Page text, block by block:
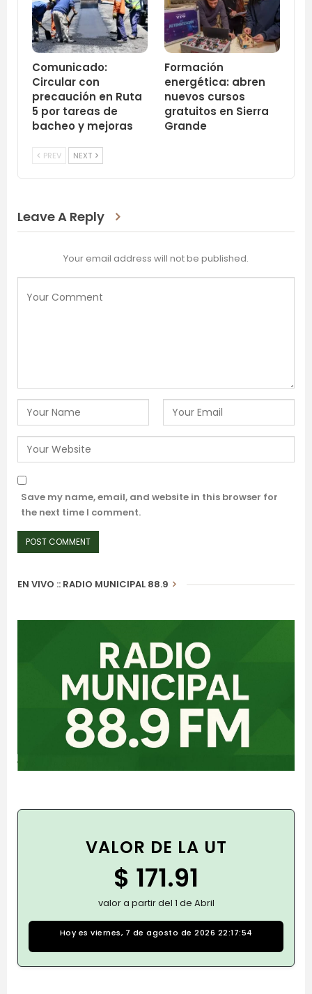
Comunicado:
Circular con
precaución en Ruta
5 por tareas de
bacheo y mejoras
Formación
energética: abren
nuevos cursos
gratuitos en Sierra
Grande
PREV NEXT
Leave A Reply
Your email address will not be published.
Save my name, email, and website in this browser for
the next time I comment.
EN VIVO :: RADIO MUNICIPAL 88.9
VALOR DE LA UT
$ 171.91
valor a partir del 1 de Abril
Hoy es viernes, 7 de agosto de 2026 22:17:55